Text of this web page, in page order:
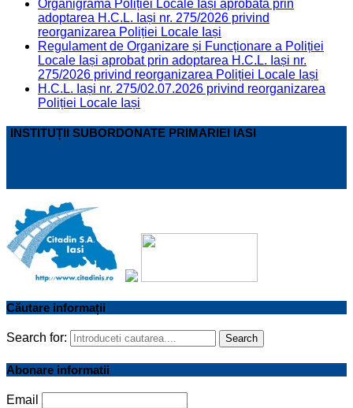
Organigrama Poliției Locale Iași aprobată prin
adoptarea H.C.L. Iași nr. 275/2026 privind
reorganizarea Poliției Locale Iași
Regulament de Organizare și Funcționare a Poliției
Locale Iași aprobat prin adoptarea H.C.L. Iași nr.
275/2026 privind reorganizarea Poliției Locale Iași
H.C.L. Iași nr. 275/02.07.2026 privind reorganizarea
Poliției Locale Iași
INSTITUȚII SUBORDONATE PRIMARIEI IASI
Căutare informații
Search for: Search
Abonare informatii
Email